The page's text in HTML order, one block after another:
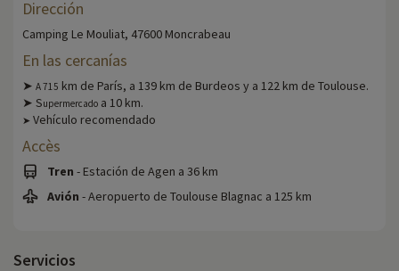
Dirección
Camping Le Mouliat, 47600 Moncrabeau
En las cercanías
➤ A 715 km de París, a 139 km de Burdeos y a 122 km de Toulouse.
➤ Supermercado a 10 km.
➤ Vehículo recomendado
Accès
Tren - Estación de Agen a 36 km
Avión - Aeropuerto de Toulouse Blagnac a 125 km
Servicios